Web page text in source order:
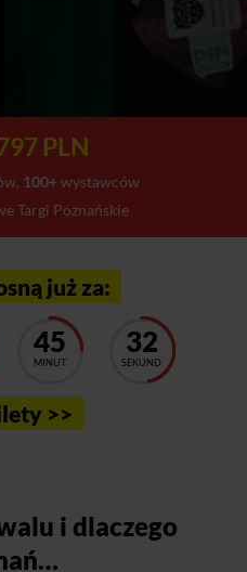
PLN
100+wystawców
Targi Poznańskie
już za:
45
MINUT
29
SEKUND
>>
i dlaczego